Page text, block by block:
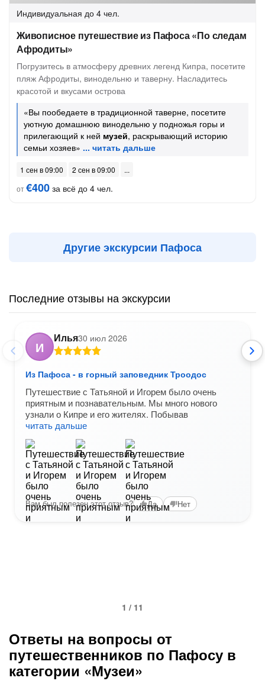
Индивидуальная до 4 чел.
Живописное путешествие из Пафоса «По следам
Афродиты»
Погрузитесь в атмосферу древних легенд Кипра, посетите
пляж Афродиты, винодельню и таверну. Насладитесь
красотой и вкусами острова
«Вы пообедаете в традиционной таверне, посетите
уютную домашнюю винодельню у подножья горы и
прилегающий к ней музей, раскрывающий историю
семьи хозяев»
1 сен в 09:00
2 сен в 09:00
от€400 за всё до 4 чел.
Другие экскурсии Пафоса
Последние отзывы на экскурсии
И
Илья30 июл 2026
Из Пафоса - в горный заповедник Троодос
Путешествие с Татьяной и Игорем было очень
приятным и познавательным. Мы много нового
узнали о Кипре и его жителях. Побывав
читать дальше
Вам был полезен этот отзыв? Да Нет
1 / 11
Ответы на вопросы от
путешественников по Пафосу в
категории «Музеи»